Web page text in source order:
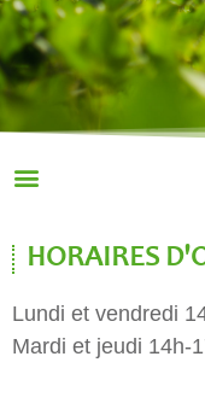
HORAIRES
Lundi et vendredi
Mardi et jeudi 14h-